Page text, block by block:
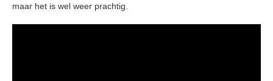
maar het is wel weer prachtig.